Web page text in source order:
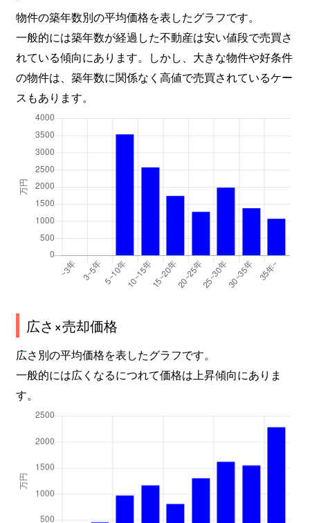
物件の築年数別の平均価格を表したグラフです。
一般的には築年数が経過した不動産は安い値段で売買さ
れている傾向にあります。しかし、大きな物件や好条件
の物件は、築年数に関係なく高値で売買されているケー
スもあります。
広さ×売却価格
広さ別の平均価格を表したグラフです。
一般的には広くなるにつれて価格は上昇傾向にありま
す。